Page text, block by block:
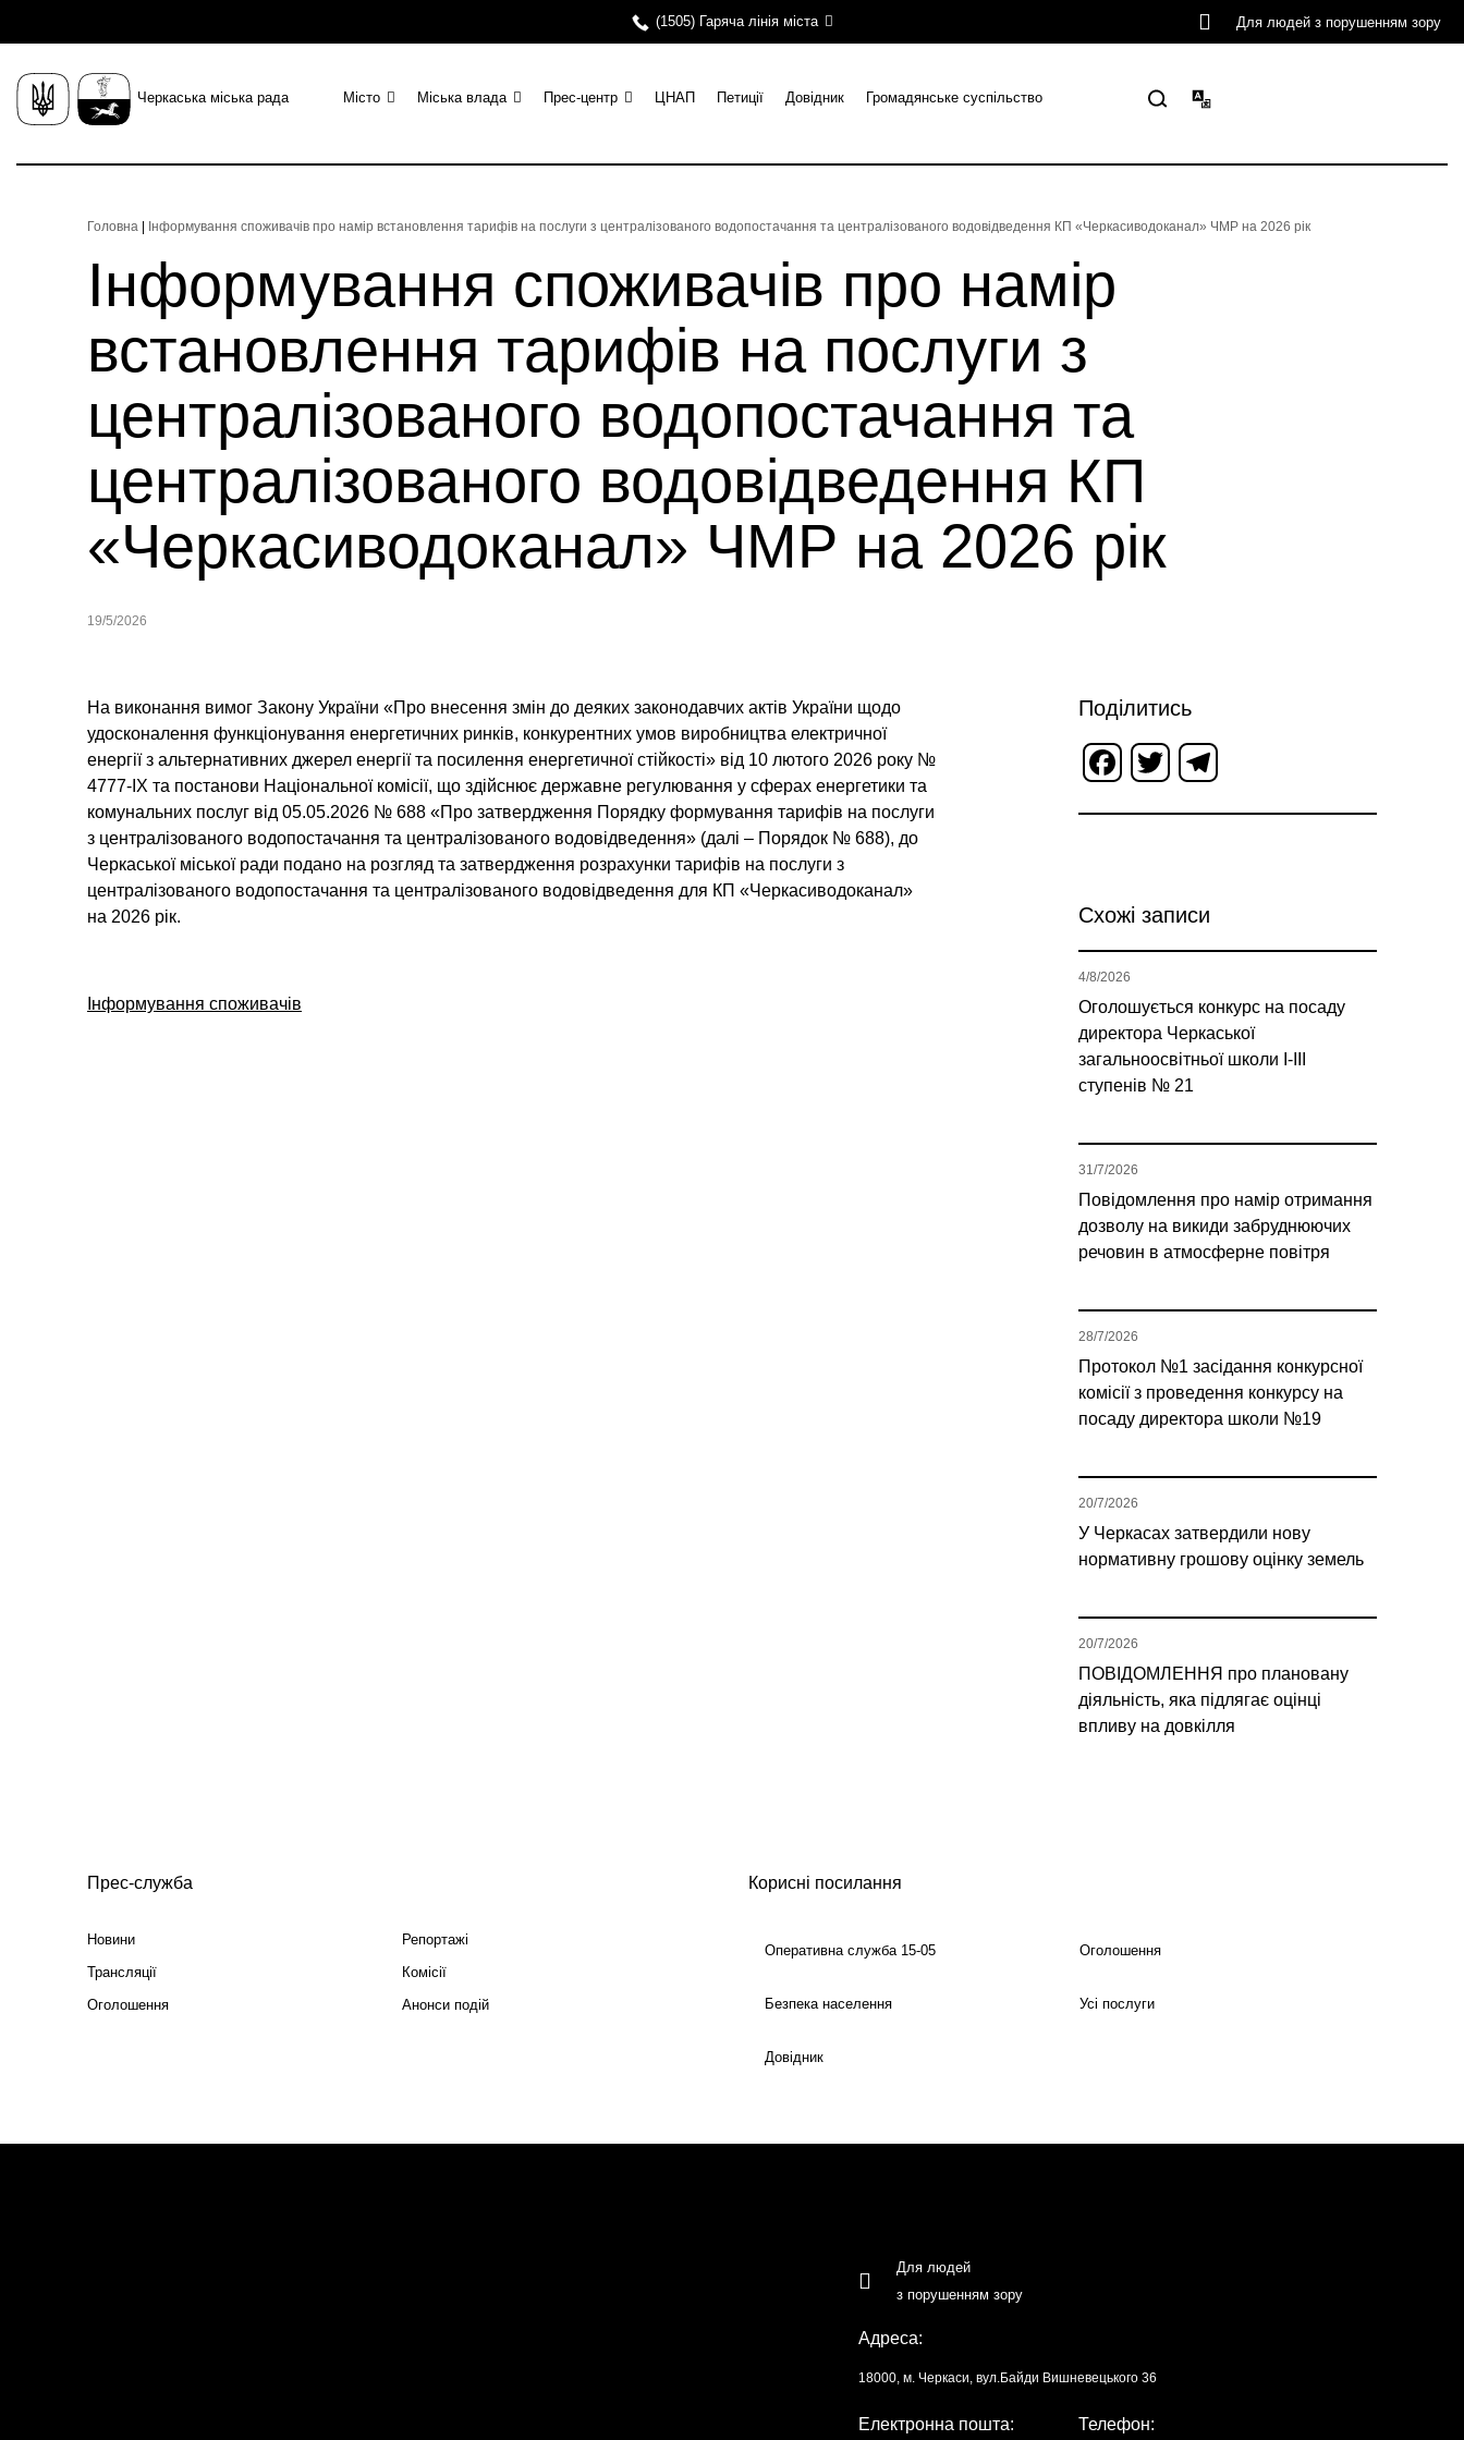
(1505) Гаряча лінія міста Для людей з порушенням зору
Черкаська міська рада Місто Міська влада Прес-центр ЦНАП Петиції Довідник Громадянське суспільство
Головна Інформування споживачів про намір встановлення тарифів на послуги з централізованого водопостачання та централізованого водовідведення КП «Черкасиводоканал» ЧМР на 2026 рік
Інформування споживачів про намір
встановлення тарифів на послуги з
централізованого водопостачання та
централізованого водовідведення КП
«Черкасиводоканал» ЧМР на 2026 рік
19/5/2026
На виконання вимог Закону України «Про внесення змін до деяких законодавчих актів України щодо
удосконалення функціонування енергетичних ринків, конкурентних умов виробництва електричної
енергії з альтернативних джерел енергії та посилення енергетичної стійкості» від 10 лютого 2026 року №
4777-IX та постанови Національної комісії, що здійснює державне регулювання у сферах енергетики та
комунальних послуг від 05.05.2026 № 688 «Про затвердження Порядку формування тарифів на послуги
з централізованого водопостачання та централізованого водовідведення» (далі – Порядок № 688), до
Черкаської міської ради подано на розгляд та затвердження розрахунки тарифів на послуги з
централізованого водопостачання та централізованого водовідведення для КП «Черкасиводоканал»
на 2026 рік.
Інформування споживачів
Поділитись
Facebook
Twitter
Схожі записи
Оголошується конкурс на посаду
директора Черкаської
загальноосвітньої школи І-ІІІ
ступенів № 21
4/8/2026
Повідомлення про намір отримання
дозволу на викиди забруднюючих
речовин в атмосферне повітря
31/7/2026
Протокол №1 засідання конкурсної
комісії з проведення конкурсу на
посаду директора школи №19
28/7/2026
У Черкасах затвердили нову
нормативну грошову оцінку земель
20/7/2026
ПОВІДОМЛЕННЯ про плановану
діяльність, яка підлягає оцінці
впливу на довкілля
20/7/2026
Прес-служба
Новини
Репортажі
Трансляції
Комісії
Оголошення
Анонси подій
Корисні посилання
Оперативна служба 15-05 Оголошення
Безпека населення Усі послуги
Довідник
Для людей
з порушенням зору
Адреса:
18000, м. Черкаси, вул.Байди Вишневецького 36
Електронна пошта: Телефон: